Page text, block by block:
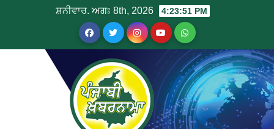
ਸ਼ਨੀਵਾਰ. ਅਗਃ 8th, 2026 4:23:51 PM